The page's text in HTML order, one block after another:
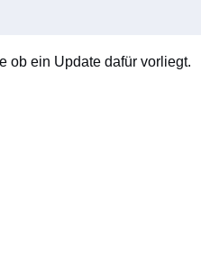
ob ein Update dafür vorliegt.